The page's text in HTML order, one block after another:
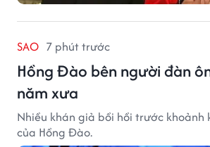
SAO 7 phút trước
Hồng Đào bên người đàn
năm xưa
Nhiều khán giả bồi hồi trước khoảnh
của Hồng Đào.